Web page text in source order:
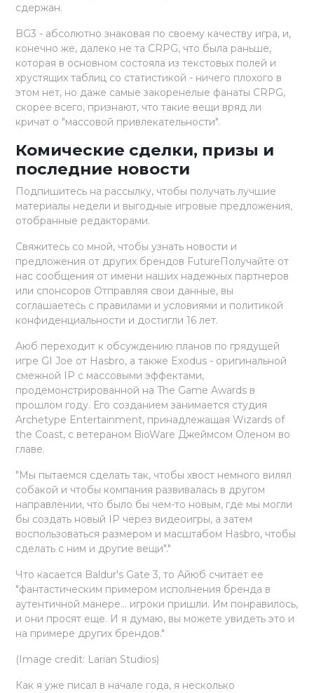
сдержан.
BG3 - абсолютно знаковая по своему качеству игра, и,
конечно же, далеко не та CRPG, что была раньше,
которая в основном состояла из текстовых полей и
хрустящих таблиц со статистикой - ничего плохого в
этом нет, но даже самые закоренелые фанаты CRPG,
скорее всего, признают, что такие вещи вряд ли
кричат о "массовой привлекательности".
Комические сделки, призы и
последние новости
Подпишитесь на рассылку, чтобы получать лучшие
материалы недели и выгодные игровые предложения,
отобранные редакторами.
Свяжитесь со мной, чтобы узнать новости и
предложения от других брендов FutureПолучайте от
нас сообщения от имени наших надежных партнеров
или спонсоров Отправляя свои данные, вы
соглашаетесь с правилами и условиями и политикой
конфиденциальности и достигли 16 лет.
Аюб переходит к обсуждению планов по грядущей
игре GI Joe от Hasbro, а также Exodus - оригинальной
смежной IP с массовыми эффектами,
продемонстрированной на The Game Awards в
прошлом году. Его созданием занимается студия
Archetype Entertainment, принадлежащая Wizards of
the Coast, с ветераном BioWare Джеймсом Оленом во
главе.
"Мы пытаемся сделать так, чтобы хвост немного вилял
собакой и чтобы компания развивалась в другом
направлении, что было бы чем-то новым, где мы могли
бы создать новый IP через видеоигры, а затем
воспользоваться размером и масштабом Hasbro, чтобы
сделать с ним и другие вещи"."
Что касается Baldur's Gate 3, то Айюб считает ее
"фантастическим примером исполнения бренда в
аутентичной манере... игроки пришли. Им понравилось,
и они просят еще. И я думаю, вы можете увидеть это и
на примере других брендов."
(Image credit: Larian Studios)
Как я уже писал в начале года, я несколько